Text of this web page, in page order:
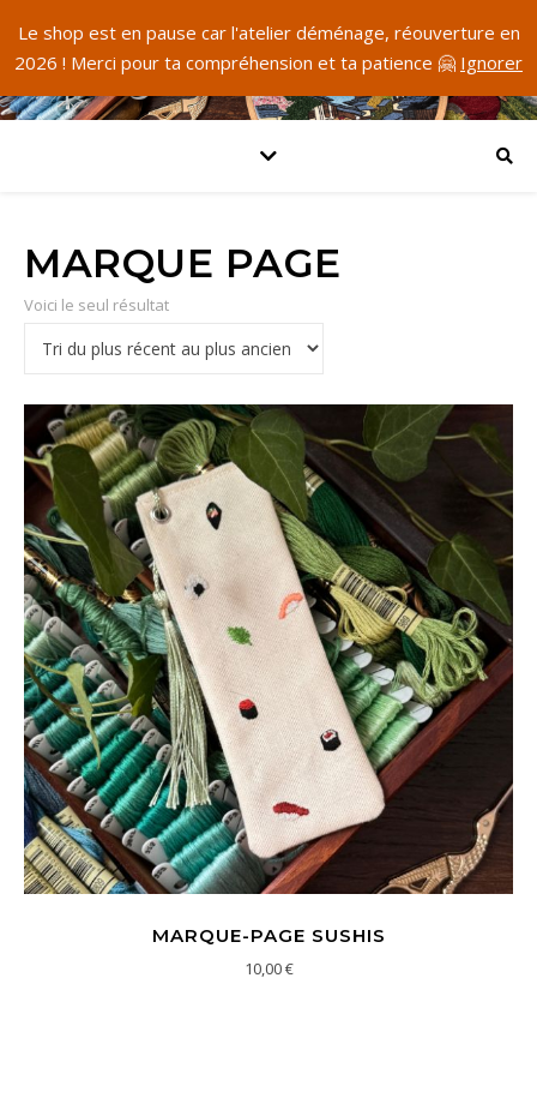
Le shop est en pause car l'atelier déménage, réouverture en
2026 ! Merci pour ta compréhension et ta patience 🤗 Ignorer
MARQUE PAGE
Voici le seul résultat
MARQUE-PAGE SUSHIS
10,00€